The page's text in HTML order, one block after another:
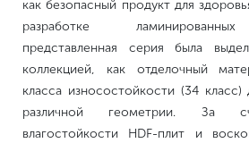
как безопасный продукт для
разработке
представленная серия была
коллекцией, как отделочный
класса износостойкости (34
различной геометрии. За
влагостойкости HDF-плит и